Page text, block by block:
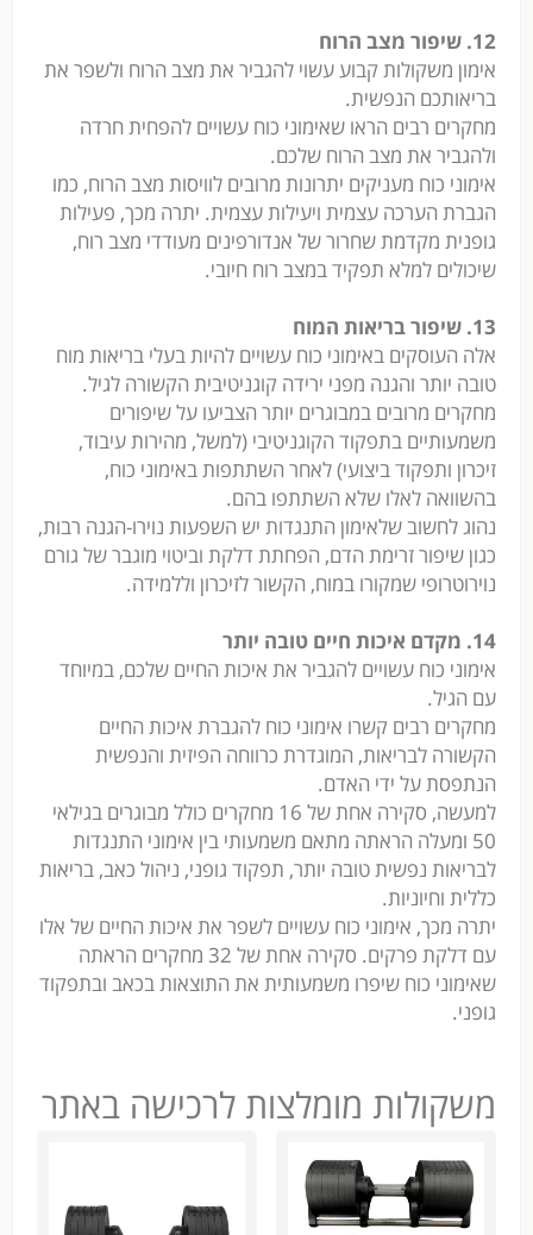
12. שיפור מצב הרוח
אימון משקולות קבוע עשוי להגביר את מצב הרוח ולשפר את
בריאותכם הנפשית.
מחקרים רבים הראו שאימוני כוח עשויים להפחית חרדה
ולהגביר את מצב הרוח שלכם.
אימוני כוח מעניקים יתרונות מרובים לוויסות מצב הרוח, כמו
הגברת הערכה עצמית ויעילות עצמית. יתרה מכך, פעילות
גופנית מקדמת שחרור של אנדורפינים מעודדי מצב רוח,
שיכולים למלא תפקיד במצב רוח חיובי.
13. שיפור בריאות המוח
אלה העוסקים באימוני כוח עשויים להיות בעלי בריאות מוח
טובה יותר והגנה מפני ירידה קוגניטיבית הקשורה לגיל.
מחקרים מרובים במבוגרים יותר הצביעו על שיפורים
משמעותיים בתפקוד הקוגניטיבי (למשל, מהירות עיבוד,
זיכרון ותפקוד ביצועי) לאחר השתתפות באימוני כוח,
בהשוואה לאלו שלא השתתפו בהם.
נהוג לחשוב שלאימון התנגדות יש השפעות נוירו-הגנה רבות,
כגון שיפור זרימת הדם, הפחתת דלקת וביטוי מוגבר של גורם
נוירוטרופי שמקורו במוח, הקשור לזיכרון וללמידה.
14. מקדם איכות חיים טובה יותר
אימוני כוח עשויים להגביר את איכות החיים שלכם, במיוחד
עם הגיל.
מחקרים רבים קשרו אימוני כוח להגברת איכות החיים
הקשורה לבריאות, המוגדרת כרווחה הפיזית והנפשית
הנתפסת על ידי האדם.
למעשה, סקירה אחת של 16 מחקרים כולל מבוגרים בגילאי
50 ומעלה הראתה מתאם משמעותי בין אימוני התנגדות
לבריאות נפשית טובה יותר, תפקוד גופני, ניהול כאב, בריאות
כללית וחיוניות.
יתרה מכך, אימוני כוח עשויים לשפר את איכות החיים של אלו
עם דלקת פרקים. סקירה אחת של 32 מחקרים הראתה
שאימוני כוח שיפרו משמעותית את התוצאות בכאב ובתפקוד
גופני.
משקולות מומלצות לרכישה באתר